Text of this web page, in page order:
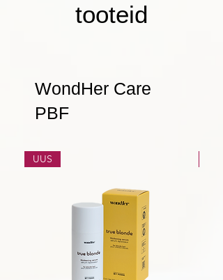
tooteid
WondHer Care
PBF
UUS